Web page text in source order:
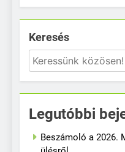
Keresés
Legutóbbi
Beszámoló a 2026.